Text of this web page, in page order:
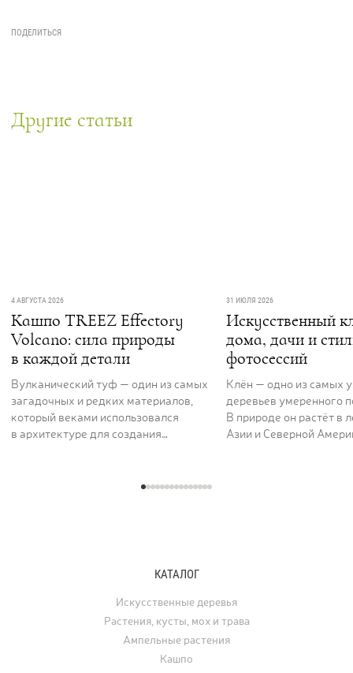
Другие статьи
4 АВГУСТА 2026
Кашпо TREEZ Effectory
Volcano: сила природы
в каждой детали
Вулканический туф — один из самых
загадочных и редких материалов,
который веками использовался
в архитектуре для создания
фактурная поверхность как будто
произведение искусства.
31 ИЮЛЯ 2026
Искусственный
дома, дачи и
фотосессий
Клён — одно из самых
деревьев умеренного
В природе он растёт в
Азии и Северной
применяют для
ресторанов, офисов,
КАТАЛОГ
Искусственные деревья
Растения, кусты, мох и трава
Ампельные растения
Кашпо